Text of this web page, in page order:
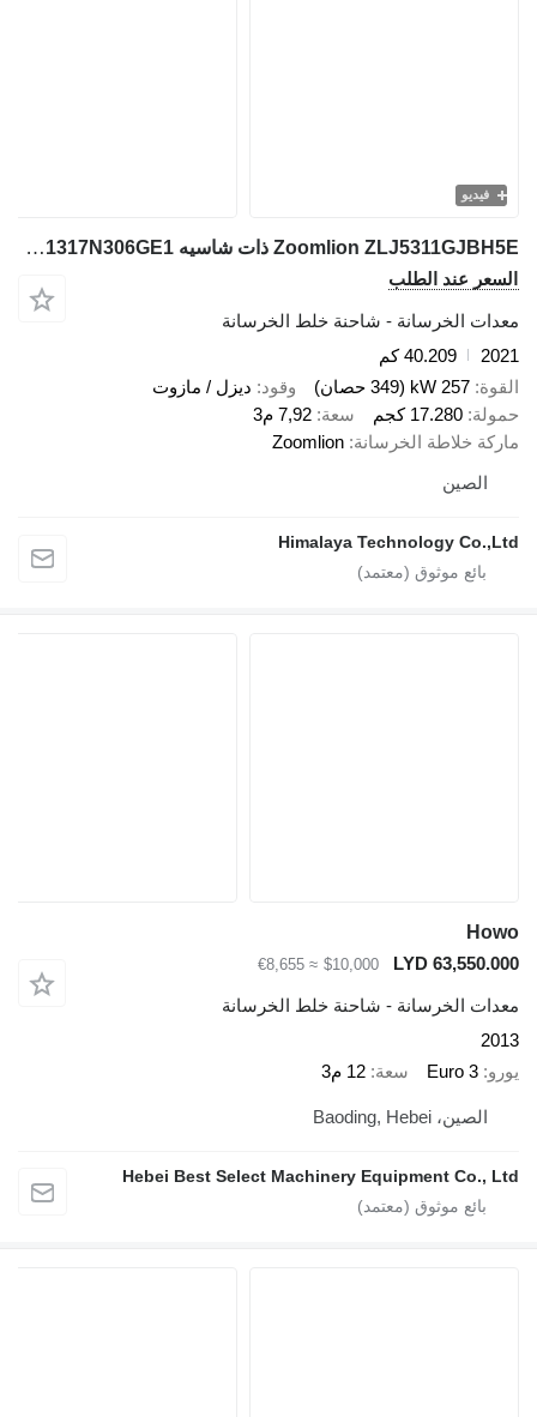
فيديو
Zoomlion ZLJ5311GJBH5E ذات شاسيه Howo ZZ1317N306GE1
عند الطلب
الخرسانة - شاحنة خلط الخرسانة
40.209 كم
257 kW (349 حصان) وقود ديزل / مازوت
17.280 كجم سعة
7,92 م3
خلاطة الخرسانة Zoomlion
الصين
Himalaya Technology
LYD
$10,000
≈ €8,655
الخرسانة - شاحنة خلط الخرسانة
Euro 3 سعة 12 م3
الصين، Baoding, Hebei
Hebei Best Select Machinery Equipment Co.,